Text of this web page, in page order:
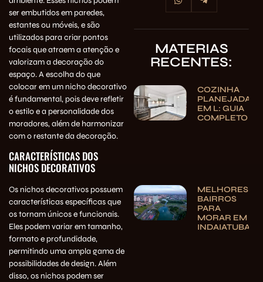
ser embutidos em paredes,
estantes ou móveis, e são
utilizados para criar pontos
focais que atraem a atenção e
valorizam a decoração do
espaço. A escolha do que
colocar em um nicho decorativo
é fundamental, pois deve refletir
o estilo e a personalidade dos
moradores, além de harmonizar
com o restante da decoração.
CARACTERÍSTICAS DOS
NICHOS DECORATIVOS
Os nichos decorativos possuem
características específicas que
os tornam únicos e funcionais.
Eles podem variar em tamanho,
formato e profundidade,
permitindo uma ampla gama de
possibilidades de design. Além
disso, os nichos podem ser
MATERIAS
RECENTES:
COZINHA
PLANEJADA
EM L: GUIA
COMPLETO
MELHORES
BAIRROS
PARA
MORAR EM
INDAIATUBA